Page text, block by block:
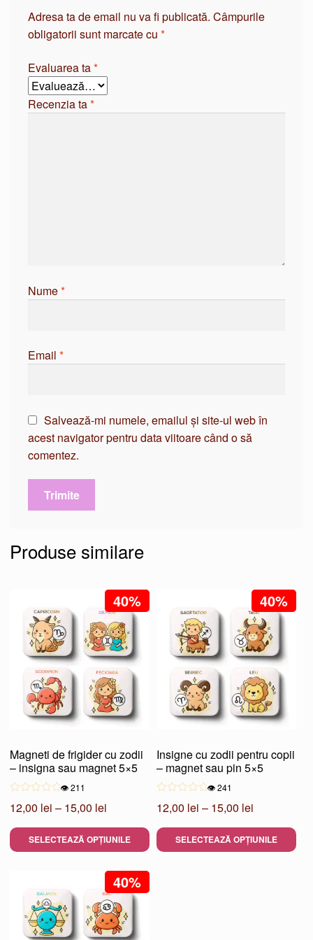
Adresa ta de email nu va fi publicată. Câmpurile
obligatorii sunt marcate cu *
Evaluarea ta*
Recenzia ta*
Nume*
Email *
Salvează-mi numele, emailul și site-ul web în
acest navigator pentru data viitoare când o să
comentez.
Produse similare
40%
Magneti de frigider cu zodii
– insigna sau magnet 5×5
👁️ 211
12,00 lei – 15,00 lei
de
prețuri:
până
la
15,00 lei
SELECTEAZĂ OPȚIUNILE
mai
multe
40%
Insigne cu zodii pentru copii
– magnet sau pin 5×5
👁️ 241
12,00 lei – 15,00 lei
de
prețuri:
SELECTEAZĂ OPȚIUNILE
40%